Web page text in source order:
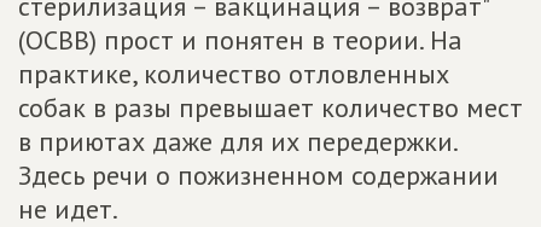
(ОСВВ) прост и понятен в теории. На
практике, количество отловленных
собак в разы превышает количество мест
в приютах даже для их передержки.
Здесь речи о пожизненном содержании
не идет.